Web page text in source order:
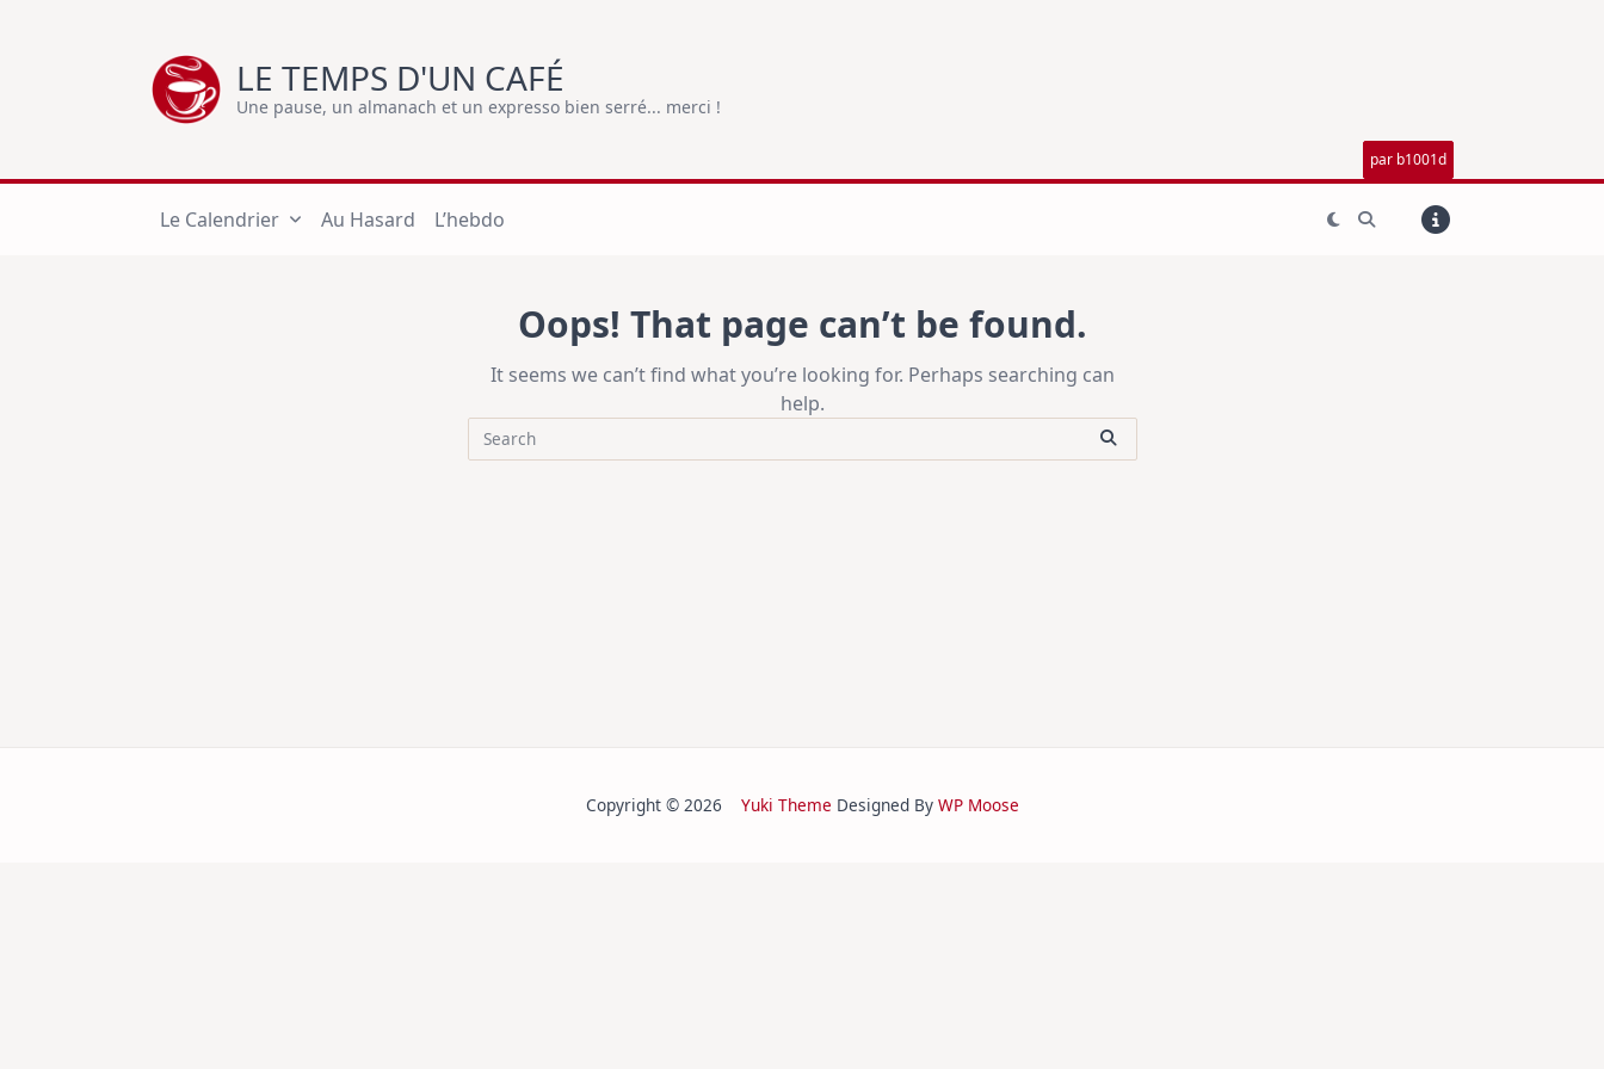
LE TEMPS D'UN CAFÉ
Une pause, un almanach et un expresso bien serré... merci !
par b1001d
Le Calendrier Au Hasard L’hebdo
Oops! That page can’t be found.
It seems we can’t find what you’re looking for. Perhaps searching can
help.
Search
Copyright © 2026 Yuki Theme Designed By WP Moose